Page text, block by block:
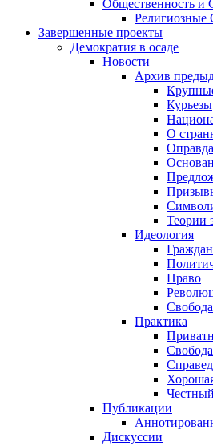
Общественность
Завершенные проекты
Демократия в осаде
Новости
Архив
Курьезы
О
Теории
Идеология
Право
Практика
Публикации
Дискуссии